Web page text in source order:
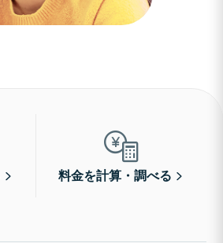
料金を計算・調べる